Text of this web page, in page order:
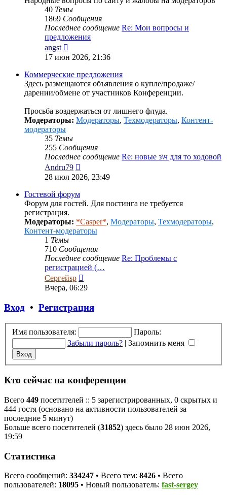
40 Темы
1869 Сообщения
Последнее сообщение Re: Мои вопросы и
предложения
angst
к
сообщению
17 июн 2026, 21:36
Коммерческие предложения
Здесь размещаются объявления о купле/продаже/
дарении/обмене от участников Конференции.
Просьба воздержаться от лишнего флуда.
Модераторы: Модераторы, Техмодераторы, Контент-
модераторы
35 Темы
255 Сообщения
Последнее сообщение Re: новые з\ч для то ходовой
Andru79
к
28 июл 2026, 23:49
Гостевой форум
Форум для гостей. Для постинга не требуется
регистрация.
Модераторы: *Casper*, Модераторы, Техмодераторы,
Контент-модераторы
1 Темы
710 Сообщения
Последнее сообщение Re: Проблемы с
регистрацией (…
Сергейsp
к
Вчера, 06:29
Вход • Регистрация
Имя пользователя:
Пароль:
Забыли пароль? | Запомнить меня
Кто сейчас на конференции
Всего 449 посетителей :: 5 зарегистрированных, 0 скрытых и
444 гостя (основано на активности пользователей за
последние 5 минут)
Больше всего посетителей (31852) здесь было 28 июн 2026,
19:59
Статистика
Всего сообщений: 334247 • Всего тем: 8426 • Всего
пользователей: 18095 • Новый пользователь: fast-sergey